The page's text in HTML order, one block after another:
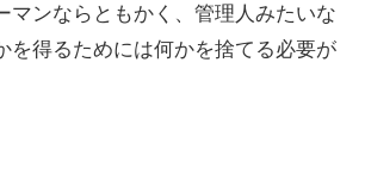
マンならともかく、管理人みたいな
を得るためには何かを捨てる必要が